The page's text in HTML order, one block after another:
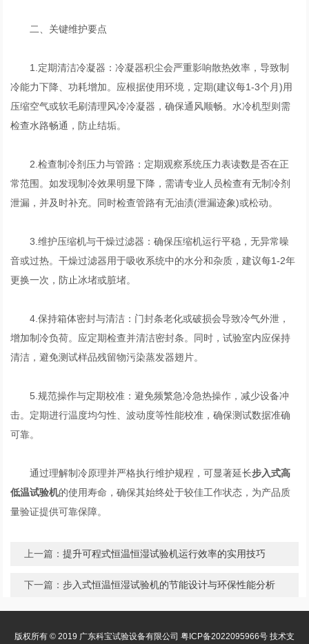
二、关键维护要点
1.定期清洁冷凝器：冷凝器积尘会严重影响散热效率，导致制
冷能力下降、功耗增加。应根据使用环境，定期(建议每1-3个月)用
压缩空气或软毛刷清理风冷冷凝器，确保通风顺畅。水冷机型则需
检查水路畅通，防止结垢。
2.检查制冷剂压力与管路：定期观察系统压力表读数是否在正
常范围。如发现制冷效果明显下降，需请专业人员检查有无制冷剂
泄漏，并及时补充。同时检查管路有无油渍(泄漏迹象)或松动。
3.维护压缩机与干燥过滤器：确保压缩机运行平稳，无异常噪
音或过热。干燥过滤器用于吸收系统中的水分和杂质，建议每1-2年
更换一次，防止冰堵或脏堵。
4.保持箱体密封与清洁：门封条老化或破损会导致冷气外泄，
增加制冷负荷。应定期检查并清洁密封条。同时，试验室内应保持
清洁，避免测试样品残留物污染蒸发器翅片。
5.规范操作与定期校准：避免频繁急冷急热操作，减少设备冲
击。定期进行温度均匀性、波动度等性能校准，确保测试数据准确
可靠。
通过理解制冷原理并严格执行维护规程，可显著延长步入式高
低温试验机的使用寿命，确保其始终处于较佳工作状态，为产品质
量验证提供可靠保障。
上一篇：提升可程式恒温恒湿试验机运行效率的实用技巧
下一篇：步入式恒温恒湿试验机的节能设计与环保性能分析
版权所有 © 2019 广东科宝试验设备有限公司 粤ICP备2022095966号 技术支